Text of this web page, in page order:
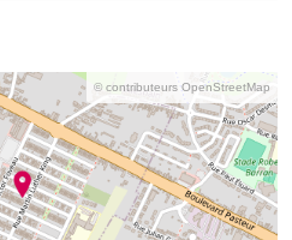
© contributeurs OpenStreetMap